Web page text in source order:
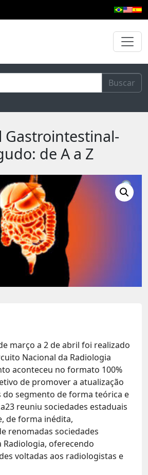
Buscar
Gastrointestinal-
de A a Z
março a 2 de abril foi realizado
Nacional da Radiologia
aconteceu no formato 100%
de promover a atualização
segmento de forma teórica e
reuniu sociedades estaduais
de forma inédita,
renomadas sociedades
oferecendo
voltadas aos radiologistas e